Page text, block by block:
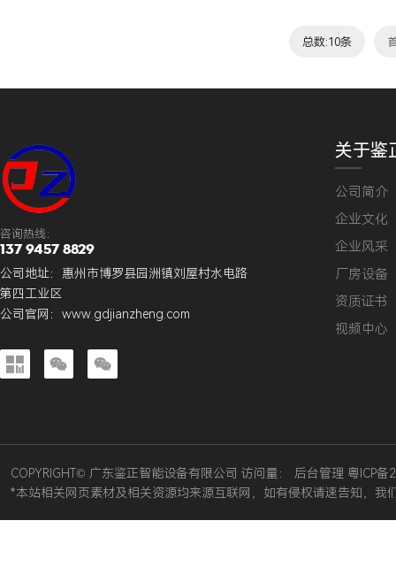
总数:10条
咨询热线：
137 9457 8829
公司地址：惠州市博罗县园洲镇刘屋村水电路
第四工业区
公司官网： www.gdjianzheng.com
  
关于鉴
公司简介
企业文化
企业风采
厂房设备
资质证书
视频中心
COPYRIGHT© 广东鉴正智能设备有限公司 访问量： 后台管理 粤ICP备
*本站相关网页素材及相关资源均来源互联网，如有侵权请速告知，我